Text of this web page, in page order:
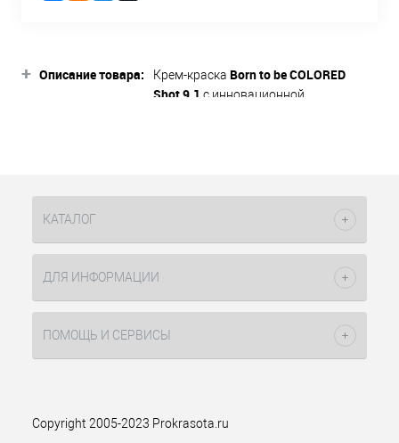
+ Описание товара: Крем-краска Born to beCOLORED
Shot9.1 с инновационной
лучший окрашивающий эффект,
бережный уход. Результат
окрашивания - стойкий, насыщенный
сиянием. Богатая палитра оттенков
помогает воплощать любые
взрывных красных тонов. Серии Born
КАТАЛОГ
ДЛЯ ИНФОРМАЦИИ
ПОМОЩЬ И СЕРВИСЫ
Copyright 2005-2023 Prokrasota.ru